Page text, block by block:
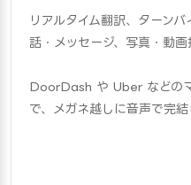
リアルタイム翻訳、ターン
話・メッセージ、写真・動画
DoorDash や Uber などの
で、メガネ越しに音声で完結